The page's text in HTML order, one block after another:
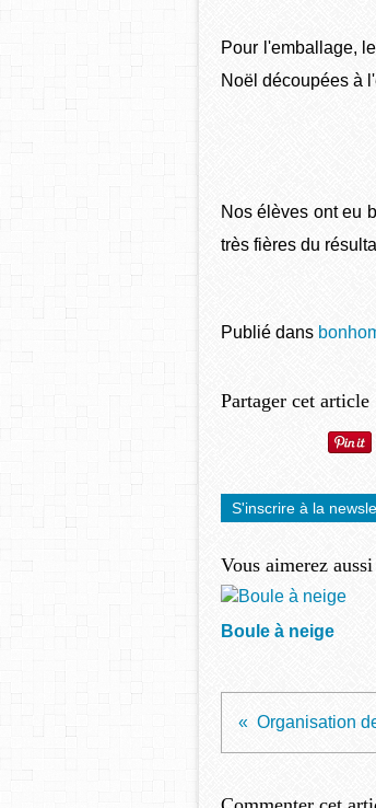
Pour l'emballage,
Noël découpées à
Nos élèves ont eu
très fières du
Publié dans
Partager cet article
S'inscrire à la
Vous aimerez
Boule à neige
Organisation